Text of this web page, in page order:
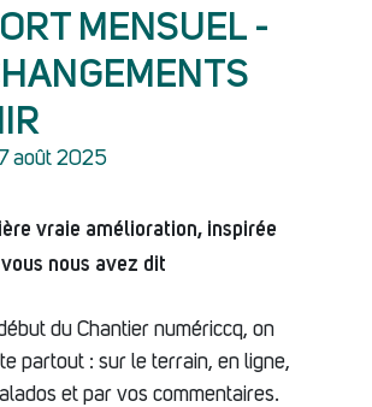
MENSUEL -
août 2025
vraie amélioration, inspirée
nous avez dit
du Chantier numériccq, on
partout : sur le terrain, en ligne,
et par vos commentaires.